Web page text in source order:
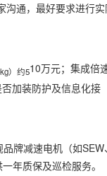
沟通，最好要求进行
）约510万元；集成倍
加装防护及信息化接
牌减速电机（如SEW、
年质保及巡检服务。